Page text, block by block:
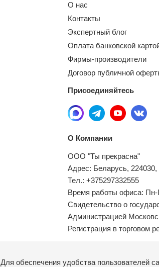
О нас
Контакты
Экспертный блог
Оплата банковской
Фирмы-производители
Договор публичной
Присоединяйтесь
О Компании
ООО "Ты прекрасна"
Адрес: Беларусь, 224030,
Тел.: +375297332555
Время работы офиса: Пн-
Свидетельство о
Администрацией
Регистрация в торговом
Местный
8(0162) 21-04-75
Для обеспечения удобства пользователей